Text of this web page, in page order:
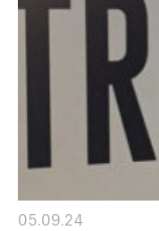
05.09.24